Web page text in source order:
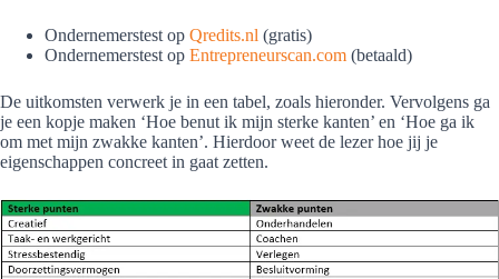
Ondernemerstest op Qredits.nl (gratis)
Ondernemerstest op Entrepreneurscan.com (betaald)
De uitkomsten verwerk je in een tabel, zoals hieronder. Vervolgens ga
je een kopje maken ‘Hoe benut ik mijn sterke kanten’ en ‘Hoe ga ik
om met mijn zwakke kanten’. Hierdoor weet de lezer hoe jij je
eigenschappen concreet in gaat zetten.